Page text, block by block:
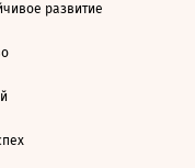
развитие